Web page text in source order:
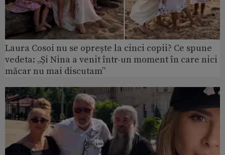
Laura Cosoi nu se oprește la cinci copii? Ce spune
vedeta: „Și Nina a venit într-un moment în care nici
măcar nu mai discutam”